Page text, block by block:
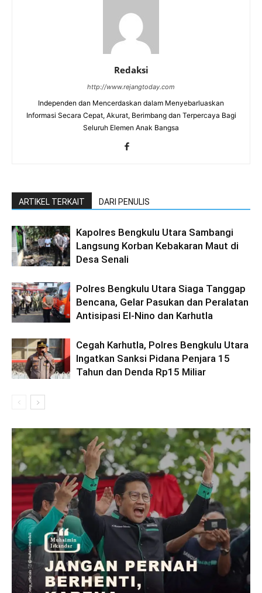
Redaksi
http://www.rejangtoday.com
Independen dan Mencerdaskan dalam Menyebarluaskan
Informasi Secara Cepat, Akurat, Berimbang dan Terpercaya Bagi
Seluruh Elemen Anak Bangsa
ARTIKEL TERKAIT DARI PENULIS
Kapolres Bengkulu Utara Sambangi
Langsung Korban Kebakaran Maut di
Desa Senali
Polres Bengkulu Utara Siaga Tanggap
Bencana, Gelar Pasukan dan Peralatan
Antisipasi El-Nino dan Karhutla
Cegah Karhutla, Polres Bengkulu Utara
Ingatkan Sanksi Pidana Penjara 15
Tahun dan Denda Rp15 Miliar